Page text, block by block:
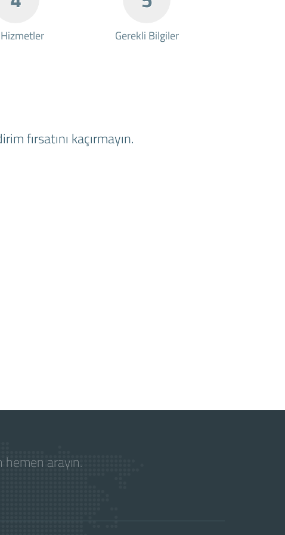
Gerekli Bilgiler
fırsatını kaçırmayın.
hemen arayın.